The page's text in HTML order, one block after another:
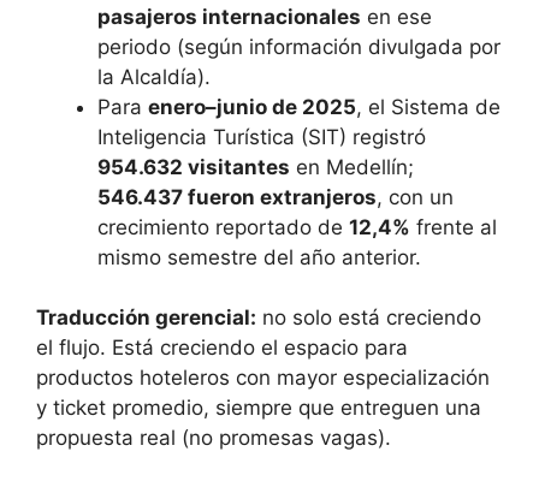
pasajeros internacionales en ese
periodo (según información divulgada por
la Alcaldía).
Para enero–junio de 2025, el Sistema de
Inteligencia Turística (SIT) registró
954.632 visitantes en Medellín;
546.437 fueron extranjeros, con un
crecimiento reportado de 12,4% frente al
mismo semestre del año anterior.
Traducción gerencial: no solo está creciendo
el flujo. Está creciendo el espacio para
productos hoteleros con mayor especialización
y ticket promedio, siempre que entreguen una
propuesta real (no promesas vagas).